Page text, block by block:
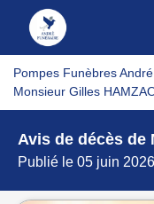
Pompes Funèbres André
Monsieur Gilles
Avis de décès de
Publié le 05 juin